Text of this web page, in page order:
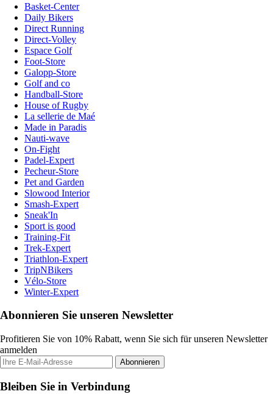
Basket-Center
Daily Bikers
Direct Running
Direct-Volley
Espace Golf
Foot-Store
Galopp-Store
Golf and co
Handball-Store
House of Rugby
La sellerie de Maé
Made in Paradis
Nauti-wave
On-Fight
Padel-Expert
Pecheur-Store
Pet and Garden
Slowood Interior
Smash-Expert
Sneak'In
Sport is good
Training-Fit
Trek-Expert
Triathlon-Expert
TripNBikers
Vélo-Store
Winter-Expert
Abonnieren Sie unseren Newsletter
Profitieren Sie von 10% Rabatt, wenn Sie sich für unseren Newsletter
anmelden
Abonnieren
Bleiben Sie in Verbindung